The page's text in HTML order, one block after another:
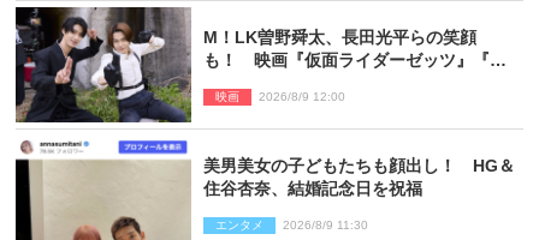
M！LK曽野舜太、長田光平らの笑顔
も！ 映画『仮面ライダーゼッツ』『超
ショット到着
映画 2026/8/9 12:00
美男美女の子どもたちも顔出し！ HG＆
住谷杏奈、結婚記念日を祝福
エンタメ 2026/8/9 11:30